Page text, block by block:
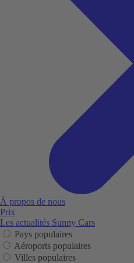
À propos de nous
Prix
Les actualités Sunny Cars
Pays populaires
Aéroports populaires
Villes populaires